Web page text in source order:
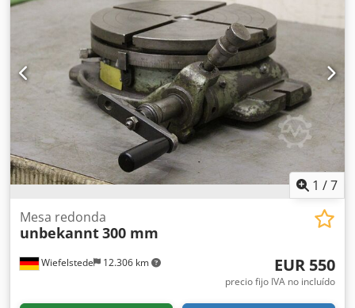
1 /7
Wiefelstede 12.306 km
Mesa redonda
unbekannt300 mm
EUR 550
precio fijo IVA no incluído